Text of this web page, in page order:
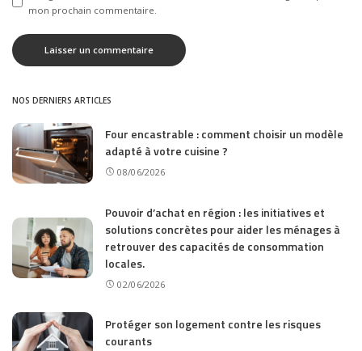
mon prochain commentaire.
NOS DERNIERS ARTICLES
Four encastrable : comment choisir un modèle
adapté à votre cuisine ?
08/06/2026
Pouvoir d’achat en région : les initiatives et
solutions concrètes pour aider les ménages à
retrouver des capacités de consommation
locales.
02/06/2026
Protéger son logement contre les risques
courants